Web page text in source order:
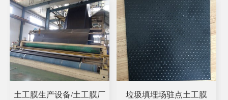
土工膜生产设备/土工膜厂 垃圾填埋场驻点土工膜